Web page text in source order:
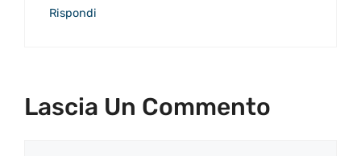
Rispondi
Lascia Un Commento